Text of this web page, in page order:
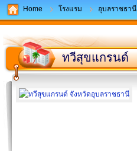
Home โรงแรม อุบลราชธานี
ทวีสุขแกรนด์